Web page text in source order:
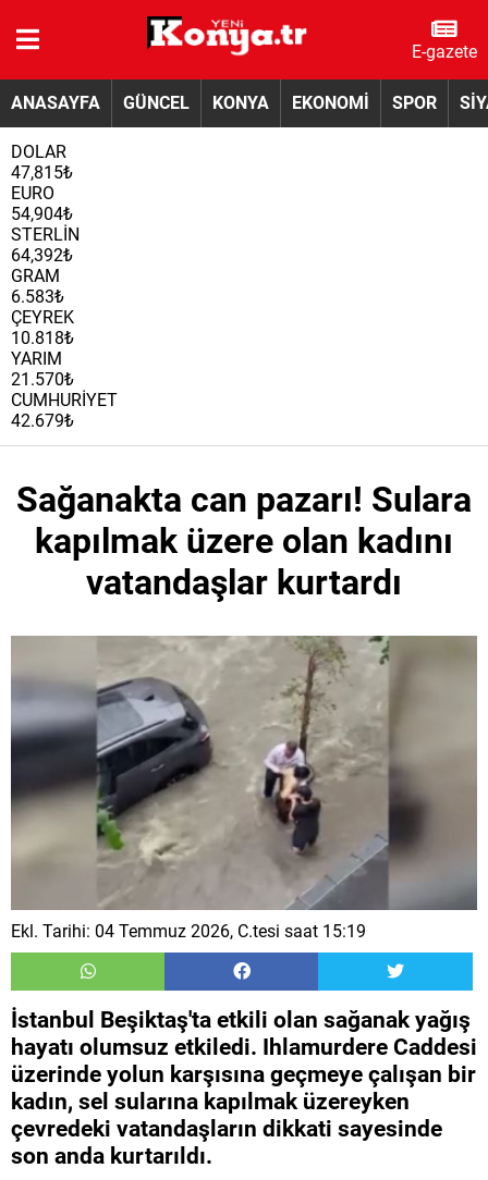
E-gazete
ANASAYFA GÜNCEL KONYA EKONOMİ SPOR
DOLAR
47,815₺
EURO
54,904₺
STERLİN
64,392₺
GRAM
6.583₺
ÇEYREK
10.818₺
YARIM
21.570₺
CUMHURİYET
42.679₺
Sağanakta can pazarı! Sulara
kapılmak üzere olan kadını
vatandaşlar kurtardı
Ekl. Tarihi: 04 Temmuz 2026, C.tesi saat 15:19
İstanbul Beşiktaş'ta etkili olan sağanak yağış
hayatı olumsuz etkiledi. Ihlamurdere Caddesi
üzerinde yolun karşısına geçmeye çalışan bir
kadın, sel sularına kapılmak üzereyken
çevredeki vatandaşların dikkati sayesinde
son anda kurtarıldı.